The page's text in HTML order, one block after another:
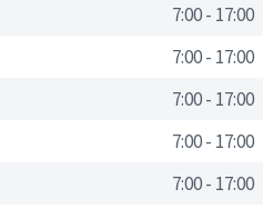
7:00- 17:00
7:00- 17:00
7:00- 17:00
7:00- 17:00
7:00- 17:00